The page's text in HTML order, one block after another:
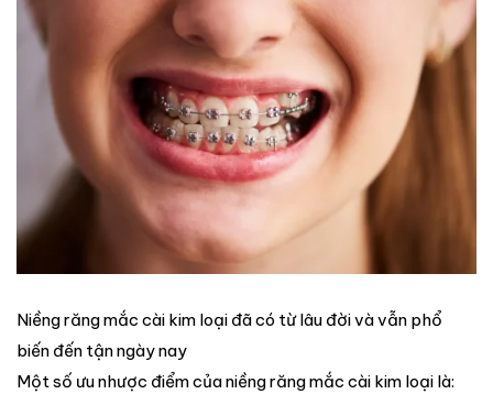
Niềng răng mắc cài kim loại đã có từ lâu đời và vẫn phổ
biến đến tận ngày nay
Một số ưu nhược điểm của niềng răng mắc cài kim loại là: